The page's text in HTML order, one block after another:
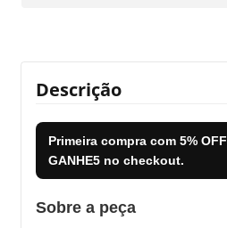
Descrição
Primeira compra com 5% OFF
GANHE5 no checkout.
Sobre a peça